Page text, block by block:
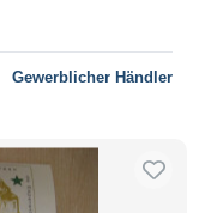
Gewerblicher Händler